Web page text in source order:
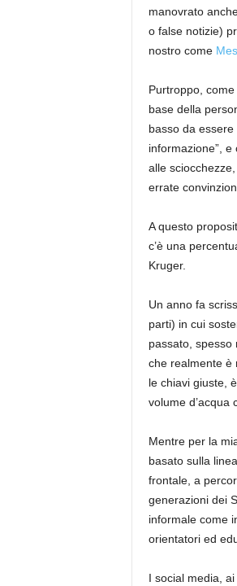
manovrato
o false notizie)
nostro come
Purtroppo, come
base della
basso daessere
informazione”,
alle
errate
A questo
c’è una
Kruger.
Un anno fa
parti) in cui
passato, spesso
che realmente è
le chiavi giuste,
volume d’acqua
Mentre per la
basato sulla
frontale, a
generazioni dei
informale come
orientatori ed
I social media,